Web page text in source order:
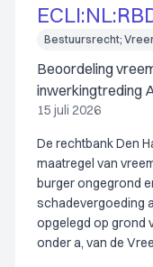
Bestuursrecht;
Beoordeling
inwerkingtreding
15 juli 2026
De rechtbank Den
maatregel van
burger ongegrond
schadevergoeding
opgelegd op grond
onder a, van de